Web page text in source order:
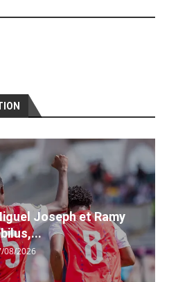
Joseph et Ramy
08/2026